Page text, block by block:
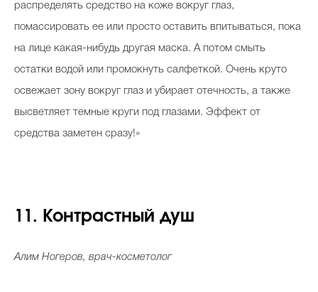
распределять средство на коже вокруг глаз,
помассировать ее или просто оставить впитываться, пока
на лице какая-нибудь другая маска. А потом смыть
остатки водой или промокнуть салфеткой. Очень круто
освежает зону вокруг глаз и убирает отечность, а также
высветляет темные круги под глазами. Эффект от
средства заметен сразу!»
11. Контрастный душ
Алим Ногеров, врач-косметолог